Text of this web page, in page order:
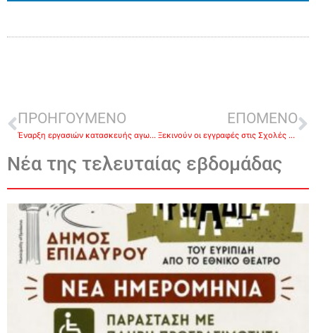
ΠΡΟΗΓΟΥΜΕΝΟ
Έναρξη εργασιών κατασκευής αγωγού λυμάτων Ασίνης – Αγ. Παρασκευής προς τον Βιολογικό Καθαρισμό Τολού.
ΕΠΟΜΕΝΟ
Ξεκινούν οι εγγραφές στις Σχολές του ΕΛΓΟ – ΔΗΜΗΤΡΑ
Νέα της τελευταίας εβδομάδας